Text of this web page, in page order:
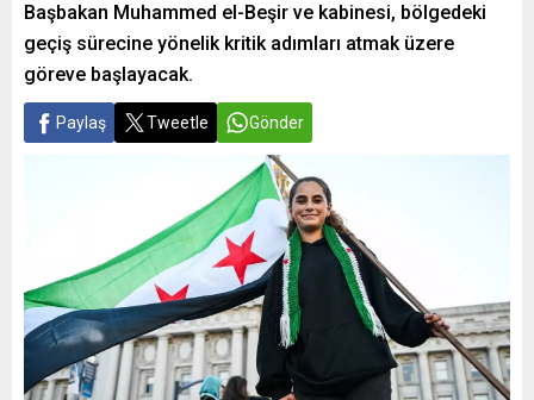
Başbakan Muhammed el-Beşir ve kabinesi, bölgedeki
geçiş sürecine yönelik kritik adımları atmak üzere
göreve başlayacak.
Paylaş Tweetle Gönder